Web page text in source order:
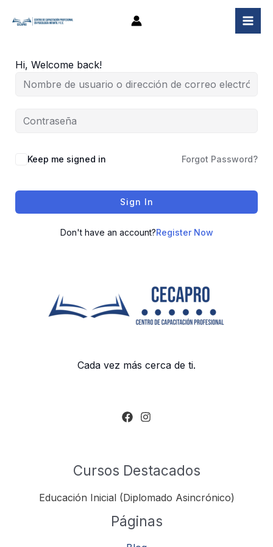
Hi, Welcome back!
Keep me signed in Forgot Password?
Sign In
Don't have an account?Register Now
Cada vez más cerca de ti.
Cursos Destacados
Educación Inicial (Diplomado Asincrónico)
Páginas